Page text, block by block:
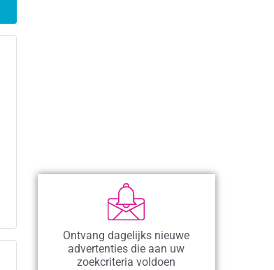
Ontvang dagelijks nieuwe
advertenties die aan uw
zoekcriteria voldoen